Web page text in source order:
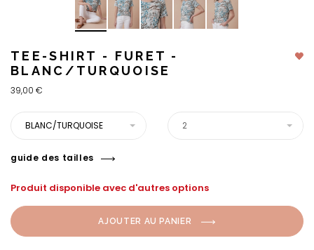
TEE-SHIRT - FURET -
BLANC/TURQUOISE
39,00 €
BLANC/TURQUOISE 2
guide des tailles
Produit disponible avec d'autres options
AJOUTER AU PANIER